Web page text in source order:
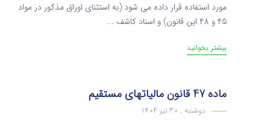
مورد استفاده قرار داده می‌ شود (‌به استثنای اوراق مذکور در مواد
45 و 48 این قانون) و اسناد کاشف ...
بیشتر بخوانید
ماده 47 قانون مالیاتهای مستقیم
دوشنبه , 30 تیر 1404